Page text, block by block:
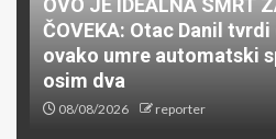
OVO JE IDEALNA SMRT
ČOVEKA: Otac Danil
ovako umre automatski
osim dva
08/08/2026 reporter